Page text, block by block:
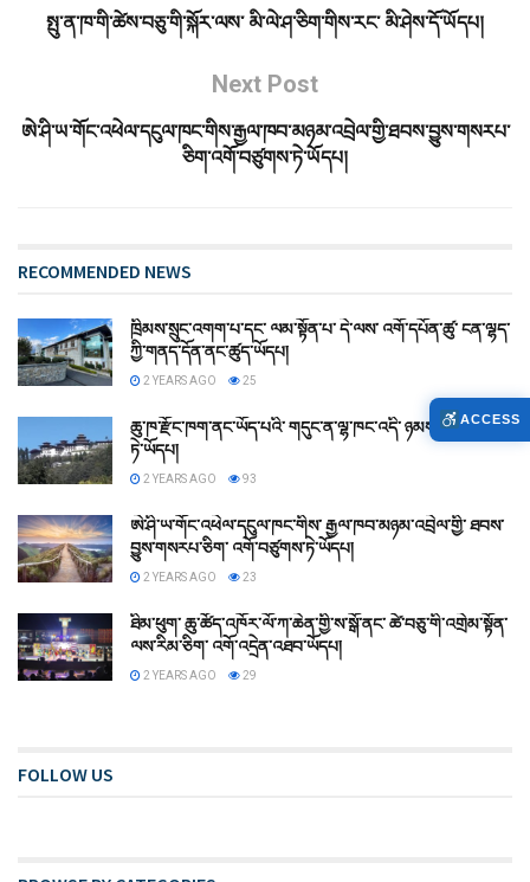
སྤུ་ན་ཁ་གི་ཚེས་བཅུ་གི་སྐོར་ལས་ མི་ལེ་ཤ་ཅིག་གིས་རང་ མི་ཤེས་དོ་ཡོདཔ།
Next Post
ཨེ་ཤི་ཡ་གོང་འཕེལ་དངུལ་ཁང་གིས་རྒྱལ་ཁབ་མཉམ་འབྲེལ་གྱི་ཐབས་བྱུས་གསརཔ་
ཅིག་འགོ་བཙུགས་ཏེ་ཡོདཔ།
RECOMMENDED NEWS
ཁྲིམས་སྲུང་འགག་པ་དང་ ལམ་སྟོན་པ་ དེ་ལས་ འགོ་དཔོན་ཚུ་ ངན་ལྷད་
ཀྱི་གནད་དོན་ནང་ཚུད་ཡོདཔ།
2 YEARS AGO 25
ཆུ་ཁ་རྫོང་ཁག་ནང་ཡོད་པའི་ གདུང་ན་ལྷ་ཁང་འདི་ ཉམས་གསོ་ཞུ་རན་
ཏེ་ཡོདཔ།
2 YEARS AGO 93
ཨེ་ཤི་ཡ་གོང་འཕེལ་དངུལ་ཁང་གིས་ རྒྱལ་ཁབ་མཉམ་འབྲེལ་གྱི་ ཐབས་
བྱུས་གསརཔ་ཅིག་ འགོ་བཙུགས་ཏེ་ཡོདཔ།
2 YEARS AGO 23
ཐིམ་ཕུག་ ཆུ་ཚོད་འཁོར་ལོ་ཀ་ཆེན་གྱི་ས་སྒོ་ནང་ ཚེ་བཅུ་གི་འགྲེམ་སྟོན་
ལས་རིམ་ཅིག་ འགོ་འདྲེན་འཐབ་ཡོདཔ།
2 YEARS AGO 29
FOLLOW US
ACCESS